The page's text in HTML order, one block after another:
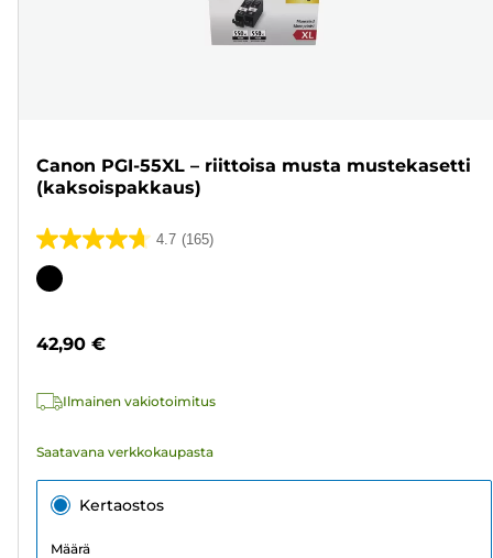
Canon PGI-55XL – riittoisa musta mustekasetti
(kaksoispakkaus)
4.7 (165)
4.7/5
tähteä.
Värikasetti
42,90 €
Ilmainen vakiotoimitus
Saatavana verkkokaupasta
Kertaostos
Määrä